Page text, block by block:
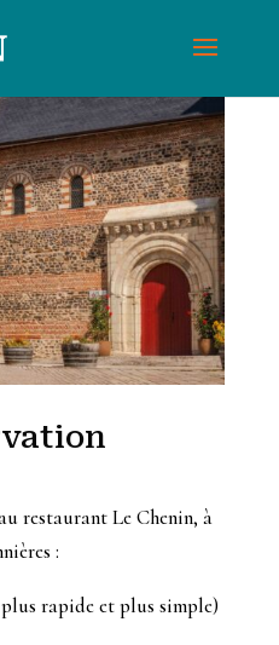
restaurant Le Chenin, à
:
rapide et plus simple)